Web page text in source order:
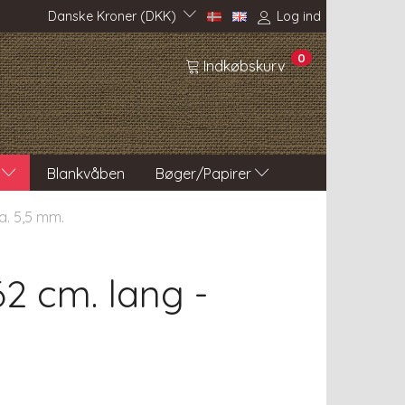
Log ind
Danske Kroner (DKK)
Indkøbskurv 0
Blankvåben Bøger/Papirer
5,5 mm.
cm. lang -